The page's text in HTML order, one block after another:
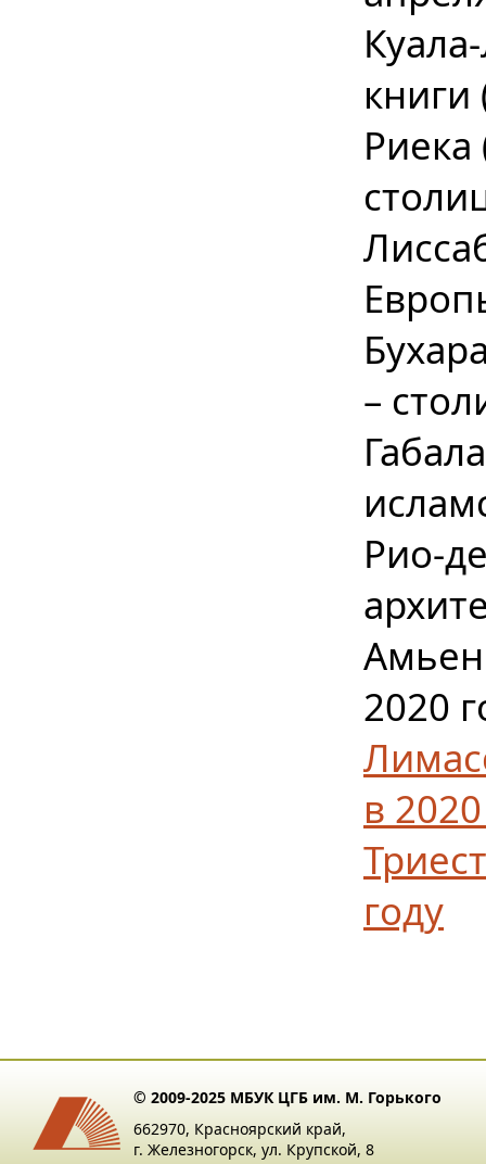
книги
Риека
–
Рио-
2020
в
году
© 2009-2025 МБУК ЦГБ им. М. Горького
662970, Красноярский край,
г. Железногорск, ул. Крупской, 8